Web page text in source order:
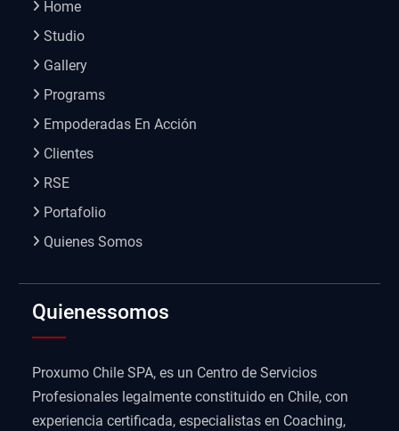
Home
Studio
Gallery
Programs
Empoderadas En Acción
Clientes
RSE
Portafolio
Quienes Somos
Quienessomos
Proxumo Chile SPA, es un Centro de Servicios
Profesionales legalmente constituido en Chile, con
experiencia certificada, especialistas en Coaching,